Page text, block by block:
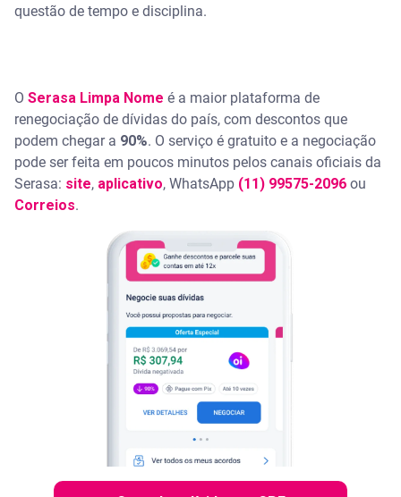
questão de tempo e disciplina.
O Serasa Limpa Nome é a maior plataforma de
renegociação de dívidas do país, com descontos que
podem chegar a 90%. O serviço é gratuito e a negociação
pode ser feita em poucos minutos pelos canais oficiais da
Serasa: site, aplicativo, WhatsApp (11) 99575-2096 ou
Correios.